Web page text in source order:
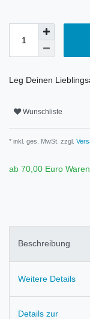
Leg Deinen
Wunschliste
* inkl. ges. MwSt. zzgl.
ab 70,00 Euro
Beschreibung
Weitere Details
Details zur